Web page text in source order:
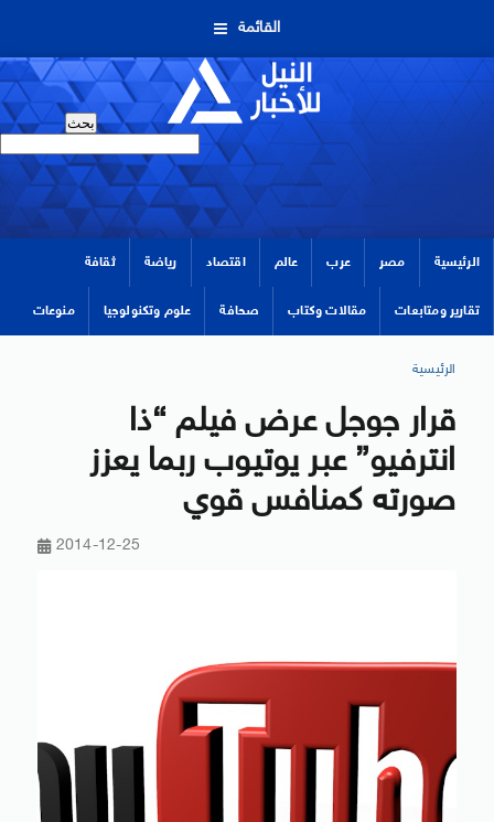
القائمة
الرئيسية مصر عرب عالم اقتصاد رياضة ثقافة
تقارير ومتابعات مقالات وكتاب صحافة علوم وتكنولوجيا منوعات
الرئيسية
قرار جوجل عرض فيلم “ذا
انترفيو” عبر يوتيوب ربما يعزز
صورته كمنافس قوي
2014-12-25